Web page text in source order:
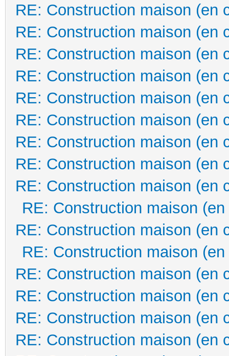
RE: Construction maison (en
RE: Construction maison (en
RE: Construction maison (en
RE: Construction maison (en
RE: Construction maison (en
RE: Construction maison (en
RE: Construction maison (en
RE: Construction maison (en
RE: Construction maison (en
RE: Construction maison
RE: Construction maison (en
RE: Construction maison
RE: Construction maison (en
RE: Construction maison (en
RE: Construction maison (en
RE: Construction maison (en